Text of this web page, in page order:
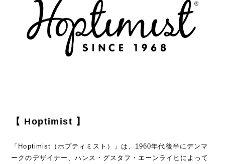
【 Hoptimist 】
「Hoptimist（ホプティミスト）」は、1960年代後半にデンマ
ークのデザイナー、ハンス・グスタフ・エーンライヒによって